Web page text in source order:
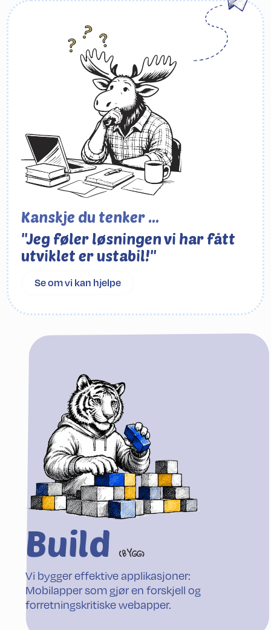
Kanskje du tenker …
"Jeg føler løsningen vi har fått
utviklet er ustabil!"
Se om vi kan hjelpe
Build
(BYGG)
Vi bygger effektive applikasjoner:
Mobilapper som gjør en forskjell og
forretningskritiske webapper.